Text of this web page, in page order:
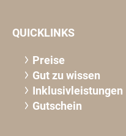
QUICKLINKS
Preise
Gut zu wissen
Inklusivleistungen
Gutschein